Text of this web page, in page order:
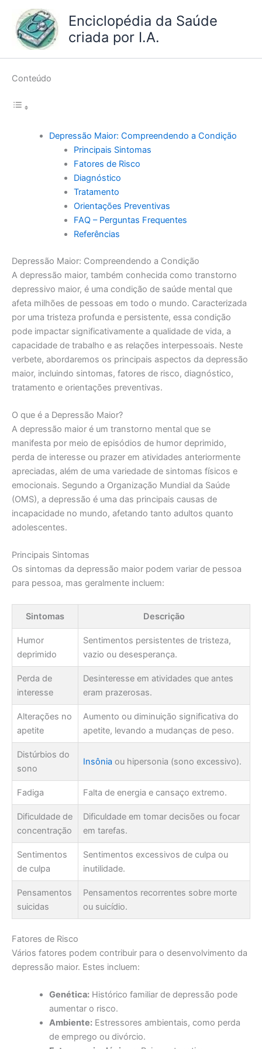
conteúdo
Enciclopédia da Saúde
criada por I.A.
Conteúdo
Depressão Maior: Compreendendo a Condição
Principais Sintomas
Fatores de Risco
Diagnóstico
Tratamento
Orientações Preventivas
FAQ – Perguntas Frequentes
Referências
Depressão Maior: Compreendendo a Condição
A depressão maior, também conhecida como transtorno
depressivo maior, é uma condição de saúde mental que
afeta milhões de pessoas em todo o mundo. Caracterizada
por uma tristeza profunda e persistente, essa condição
pode impactar significativamente a qualidade de vida, a
capacidade de trabalho e as relações interpessoais. Neste
verbete, abordaremos os principais aspectos da depressão
maior, incluindo sintomas, fatores de risco, diagnóstico,
tratamento e orientações preventivas.
O que é a Depressão Maior?
A depressão maior é um transtorno mental que se
manifesta por meio de episódios de humor deprimido,
perda de interesse ou prazer em atividades anteriormente
apreciadas, além de uma variedade de sintomas físicos e
emocionais. Segundo a Organização Mundial da Saúde
(OMS), a depressão é uma das principais causas de
incapacidade no mundo, afetando tanto adultos quanto
adolescentes.
Principais Sintomas
Os sintomas da depressão maior podem variar de pessoa
para pessoa, mas geralmente incluem:
Sintomas Descrição
Humor
deprimido
Sentimentos persistentes de tristeza,
vazio ou desesperança.
Perda de
interesse
Desinteresse em atividades que antes
eram prazerosas.
Alterações no
apetite
Aumento ou diminuição significativa do
apetite, levando a mudanças de peso.
Distúrbios do
sono
Insônia ou hipersonia (sono excessivo).
Fadiga Falta de energia e cansaço extremo.
Dificuldade de
concentração
Dificuldade em tomar decisões ou focar
em tarefas.
Sentimentos
de culpa
Sentimentos excessivos de culpa ou
inutilidade.
Pensamentos
suicidas
Pensamentos recorrentes sobre morte
ou suicídio.
Fatores de Risco
Vários fatores podem contribuir para o desenvolvimento da
depressão maior. Estes incluem:
Genética:Histórico familiar de depressão pode
aumentar o risco.
Ambiente:Estressores ambientais, como perda
de emprego ou divórcio.